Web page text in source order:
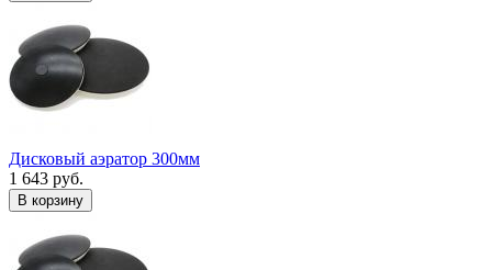
Дисковый аэратор 300мм
1 643 руб.
В корзину